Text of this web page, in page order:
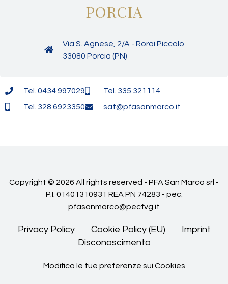
PORCIA
Via S. Agnese, 2/A - Rorai Piccolo
33080 Porcia (PN)
Tel. 0434 997029
Tel. 335 321114
Tel. 328 6923350
sat@pfasanmarco.it
Copyright © 2026 All rights reserved - PFA San Marco srl -
P.I. 01401310931 REA PN 74283 - pec:
pfasanmarco@pecfvg.it
Privacy Policy Cookie Policy (EU)
Imprint
Disconoscimento
Modifica le tue preferenze sui Cookies